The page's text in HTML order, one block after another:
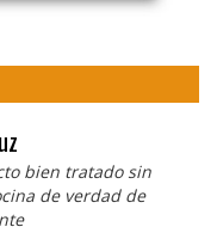
bien tratado sin
de verdad de